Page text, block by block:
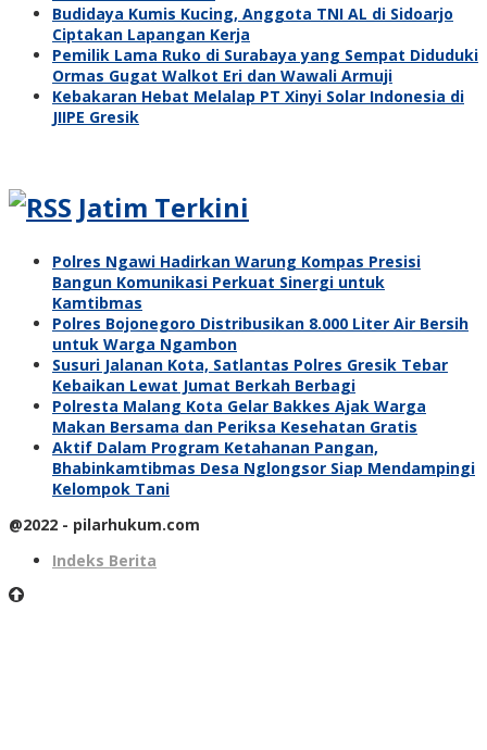
Budidaya Kumis Kucing, Anggota TNI AL di Sidoarjo
Ciptakan Lapangan Kerja
Pemilik Lama Ruko di Surabaya yang Sempat Diduduki
Ormas Gugat Walkot Eri dan Wawali Armuji
Kebakaran Hebat Melalap PT Xinyi Solar Indonesia di
JIIPE Gresik
Jatim Terkini
Polres Ngawi Hadirkan Warung Kompas Presisi
Bangun Komunikasi Perkuat Sinergi untuk
Kamtibmas
Polres Bojonegoro Distribusikan 8.000 Liter Air Bersih
untuk Warga Ngambon
Susuri Jalanan Kota, Satlantas Polres Gresik Tebar
Kebaikan Lewat Jumat Berkah Berbagi
Polresta Malang Kota Gelar Bakkes Ajak Warga
Makan Bersama dan Periksa Kesehatan Gratis
Aktif Dalam Program Ketahanan Pangan,
Bhabinkamtibmas Desa Nglongsor Siap Mendampingi
Kelompok Tani
@2022 - pilarhukum.com
Indeks Berita